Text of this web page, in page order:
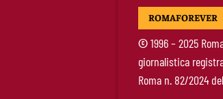
ROMAFOREVER
©1996 – 2025
giornalistica
Roma n. 82/2024